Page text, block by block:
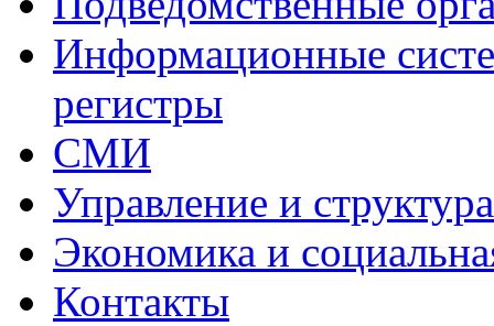
Информационные
регистры
СМИ
Управление и
Экономика и
Контакты